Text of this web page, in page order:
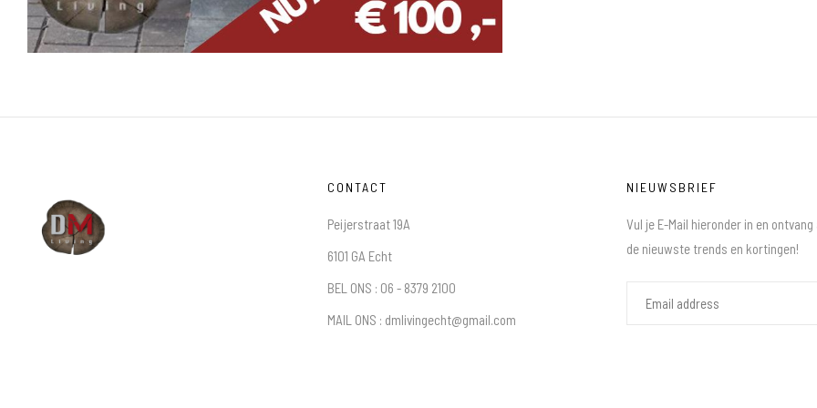
CONTACT
Peijerstraat 19A
6101 GA Echt
BEL ONS : 06 - 8379 2100
MAIL ONS : dmlivingecht@gmail.com
NIEUWSBRIEF
Vul je E-Mail hieronder in en
de nieuwste trends en kortingen!